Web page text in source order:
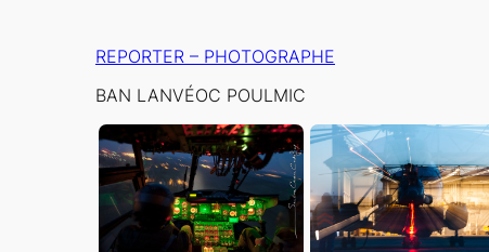
REPORTER – PHOTOGRAPHE
BAN LANVÉOC POULMIC